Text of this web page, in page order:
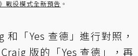
戰役模式全新預告 。
和「Yes 查德」進行對照，
版的「Yes 查德」，再